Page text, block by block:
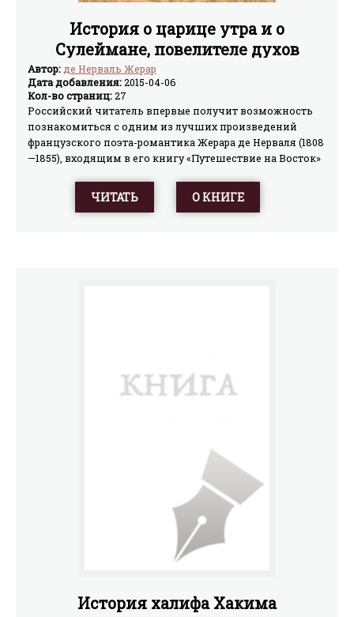
История о царице утра и о
Сулеймане, повелителе духов
Автор:де Нерваль Жерар
Дата добавления:2015-04-06
Кол-во страниц:27
Российский читатель впервые получит возможность
познакомиться с одним из лучших произведений
французского поэта-романтика Жерара де Нерваля (1808
—1855), входящим в его книгу «Путешествие на Восток»
«легенда о храме» – о великом зодчем ветхозаветной
древности Хираме, или Адонираме, который за тысячу
других духовных движениях.Знакомство с этой
легендой будет интересно самому широкому кругу
ЧИТАТЬ О КНИГЕ
История халифа Хакима